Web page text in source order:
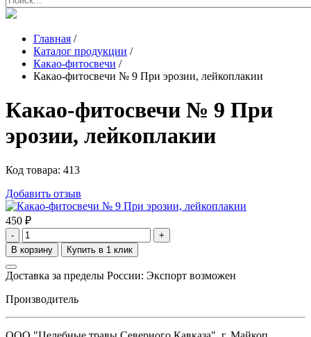
Главная /
Каталог продукции /
Какао-фитосвечи /
Какао-фитосвечи № 9 При эрозии, лейкоплакии
Какао-фитосвечи № 9 При
эрозии, лейкоплакии
Код товара: 413
Добавить отзыв
450 ₽
- +
Доставка за пределы России: Экспорт возможен
Производитель